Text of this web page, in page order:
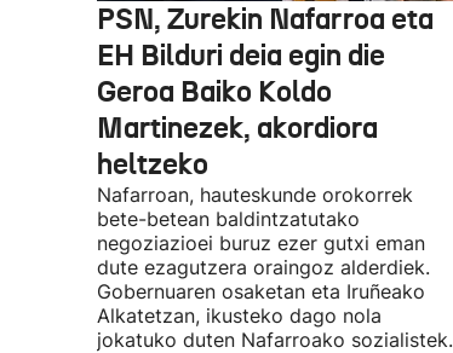
PSN, Zurekin Nafarroa eta
EH Bilduri deia egin die
Geroa Baiko Koldo
Martinezek, akordiora
heltzeko
Nafarroan, hauteskunde orokorrek
bete-betean baldintzatutako
negoziazioei buruz ezer gutxi eman
dute ezagutzera oraingoz alderdiek.
Gobernuaren osaketan eta Iruñeako
Alkatetzan, ikusteko dago nola
jokatuko duten Nafarroako sozialistek.